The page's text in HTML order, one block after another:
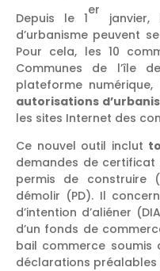
Depuis le 1
er
janvier,
d’urbanisme peuvent
Pour cela, les 10
Communes de l’île
plateforme numérique,
autorisations
les sites Internet des
Ce nouvel outil inclut
demandes de certificat
permis de construire
démolir (PD). Il
d’intention d’aliéner
d’un fonds de
bail commerce
déclarations préalables